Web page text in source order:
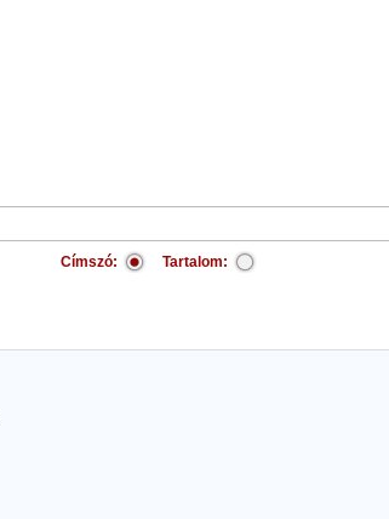
Címszó: Tartalom: